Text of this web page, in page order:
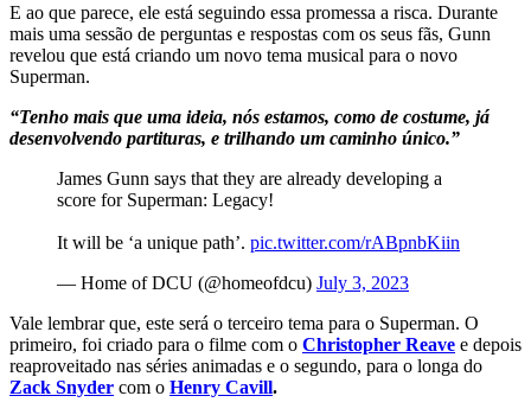
E ao que parece, ele está seguindo essa promessa a risca. Durante
mais uma sessão de perguntas e respostas com os seus fãs, Gunn
revelou que está criando um novo tema musical para o novo
Superman.
“Tenho mais que uma ideia, nós estamos, como de costume, já
desenvolvendo partituras, e trilhando um caminho único.”
James Gunn says that they are already developing a
score for Superman: Legacy!
It will be ‘a unique path’. pic.twitter.com/rABpnbKiin
— Home of DCU (@homeofdcu) July 3, 2023
Vale lembrar que, este será o terceiro tema para o Superman. O
primeiro, foi criado para o filme com o Christopher Reave e depois
reaproveitado nas séries animadas e o segundo, para o longa do
Zack Snyder com o Henry Cavill.